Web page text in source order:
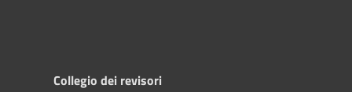
Collegio dei revisori